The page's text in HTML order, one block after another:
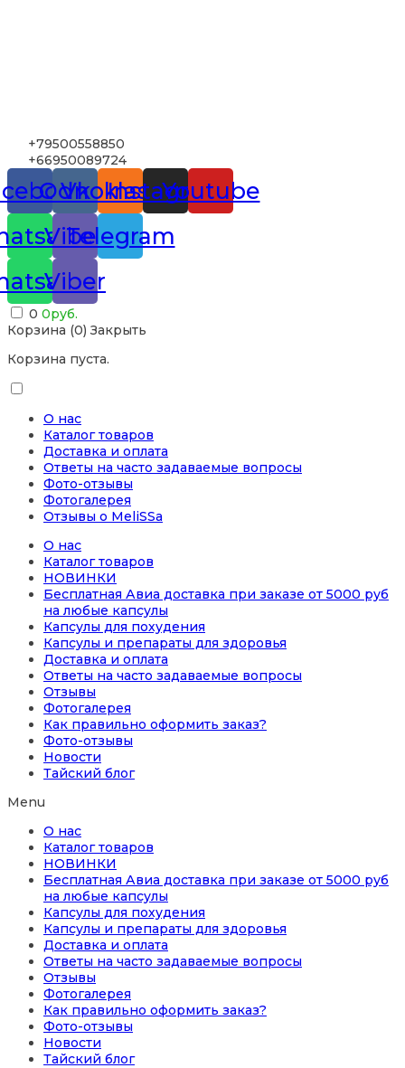
+79500558850
+66950089724
Vk
Odnoklassniki
Instagram
Youtube
Viber
Telegram
Viber
0 0руб.
Корзина (0) Закрыть
Корзина пуста.
О нас
Каталог товаров
Доставка и оплата
Ответы на часто задаваемые вопросы
Фото-отзывы
Фотогалерея
Отзывы о MeliSSa
О нас
Каталог товаров
НОВИНКИ
Бесплатная Авиа доставка при заказе от 5000 руб
на любые капсулы
Капсулы для похудения
Капсулы и препараты для здоровья
Доставка и оплата
Ответы на часто задаваемые вопросы
Отзывы
Фотогалерея
Как правильно оформить заказ?
Фото-отзывы
Новости
Тайский блог
Menu
О нас
Каталог товаров
НОВИНКИ
Бесплатная Авиа доставка при заказе от 5000 руб
на любые капсулы
Капсулы для похудения
Капсулы и препараты для здоровья
Доставка и оплата
Ответы на часто задаваемые вопросы
Отзывы
Фотогалерея
Как правильно оформить заказ?
Фото-отзывы
Новости
Тайский блог